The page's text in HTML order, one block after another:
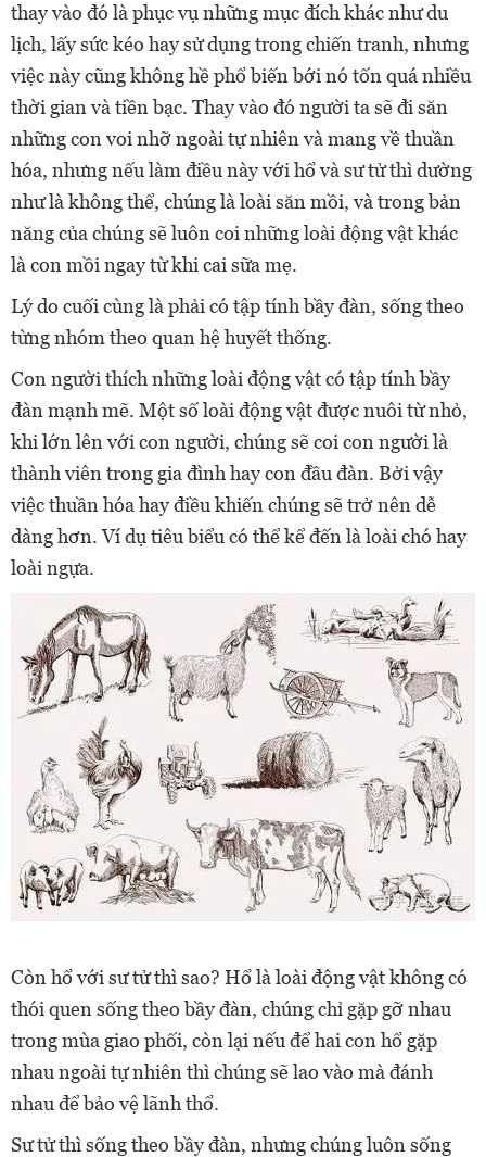
thay vào đó là phục vụ những mục đích khác như du
lịch, lấy sức kéo hay sử dụng trong chiến tranh, nhưng
việc này cũng không hề phổ biến bới nó tốn quá nhiều
thời gian và tiền bạc. Thay vào đó người ta sẽ đi săn
những con voi nhỡ ngoài tự nhiên và mang về thuần
hóa, nhưng nếu làm điều này với hổ và sư tử thì dường
như là không thể, chúng là loài săn mồi, và trong bản
năng của chúng sẽ luôn coi những loài động vật khác
là con mồi ngay từ khi cai sữa mẹ.
Lý do cuối cùng là phải có tập tính bầy đàn, sống theo
từng nhóm theo quan hệ huyết thống.
Con người thích những loài động vật có tập tính bầy
đàn mạnh mẽ. Một số loài động vật được nuôi từ nhỏ,
khi lớn lên với con người, chúng sẽ coi con người là
thành viên trong gia đình hay con đầu đàn. Bởi vậy
việc thuần hóa hay điều khiến chúng sẽ trở nên dễ
dàng hơn. Ví dụ tiêu biểu có thể kể đến là loài chó hay
loài ngựa.
Còn hổ với sư tử thì sao? Hổ là loài động vật không có
thói quen sống theo bầy đàn, chúng chỉ gặp gỡ nhau
trong mùa giao phối, còn lại nếu để hai con hổ gặp
nhau ngoài tự nhiên thì chúng sẽ lao vào mà đánh
nhau để bảo vệ lãnh thổ.
Sư tử thì sống theo bầy đàn, nhưng chúng luôn sống